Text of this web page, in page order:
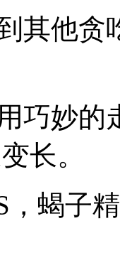
其他
巧妙
长。
，蝎子